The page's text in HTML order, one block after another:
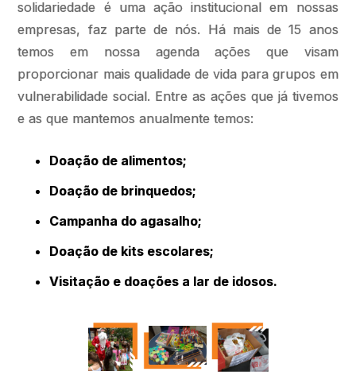
solidariedade é uma ação institucional em nossas
empresas, faz parte de nós. Há mais de 15 anos
temos em nossa agenda ações que visam
proporcionar mais qualidade de vida para grupos em
vulnerabilidade social. Entre as ações que já tivemos
e as que mantemos anualmente temos:
Doação de alimentos;
Doação de brinquedos;
Campanha do agasalho;
Doação de kits escolares;
Visitação e doações a lar de idosos.